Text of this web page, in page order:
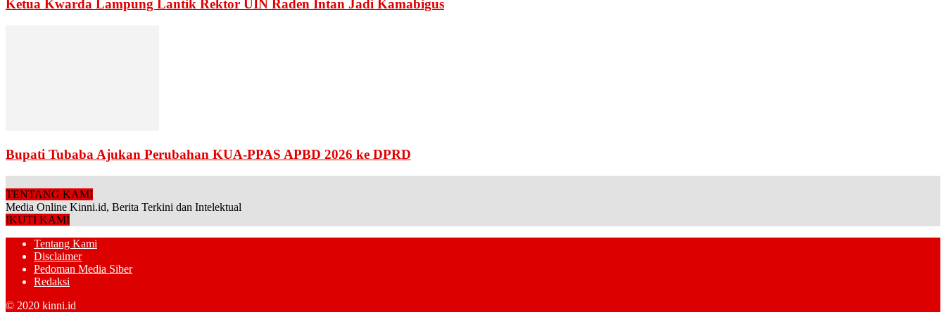
Ketua Kwarda Lampung Lantik Rektor UIN Raden Intan Jadi Kamabigus
Bupati Tubaba Ajukan Perubahan KUA-PPAS APBD 2026 ke DPRD
TENTANG KAMI
Media Online Kinni.id, Berita Terkini dan Intelektual
IKUTI KAMI
Tentang Kami
Disclaimer
Pedoman Media Siber
Redaksi
© 2020 kinni.id